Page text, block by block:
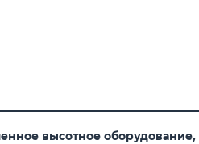
высотное